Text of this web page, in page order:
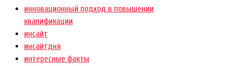
инновационный подход в повышении
квалификации
инсайт
инсайтдня
интересные факты